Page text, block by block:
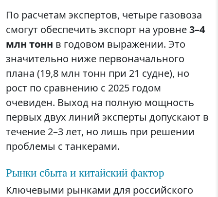
По расчетам экспертов, четыре газовоза
смогут обеспечить экспорт на уровне3–4
млн тонн в годовом выражении. Это
значительно ниже первоначального
плана (19,8 млн тонн при 21 судне), но
рост по сравнению с 2025 годом
очевиден. Выход на полную мощность
первых двух линий эксперты допускают в
течение 2–3 лет, но лишь при решении
проблемы с танкерами.
Рынки сбыта и китайский фактор
Ключевыми рынками для российского